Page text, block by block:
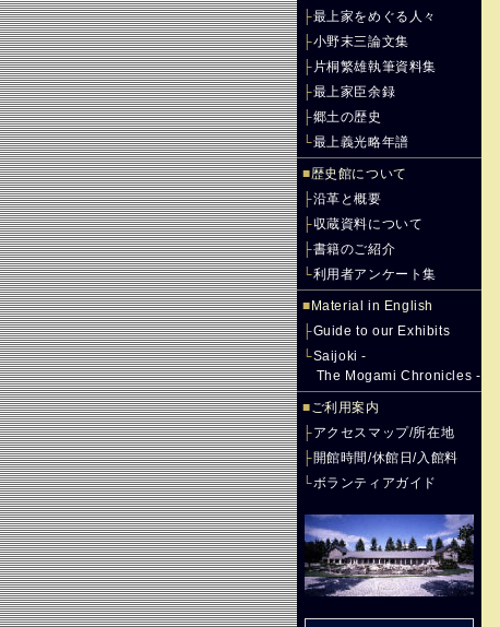
├最上家をめぐる人々
├小野末三論文集
├ 片桐繁雄執筆資料集
├最上家臣余録
├郷土の歴史
└最上義光略年譜
■歴史館について
├沿革と概要
├収蔵資料について
├書籍のご紹介
└利用者アンケート集
■ Material in English
├Guide to our Exhibits
└Saijoki -
The Mogami Chronicles -
■ご利用案内
├アクセスマップ/所在地
├開館時間/休館日/入館料
└ボランティアガイド